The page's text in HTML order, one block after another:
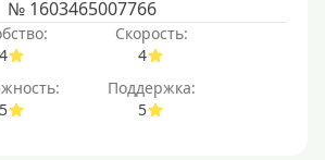
№ 1603465007766
4
Скорость:
4
5
Поддержка:
5